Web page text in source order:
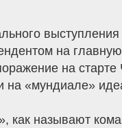
на
на
на «мундиале»
как называют